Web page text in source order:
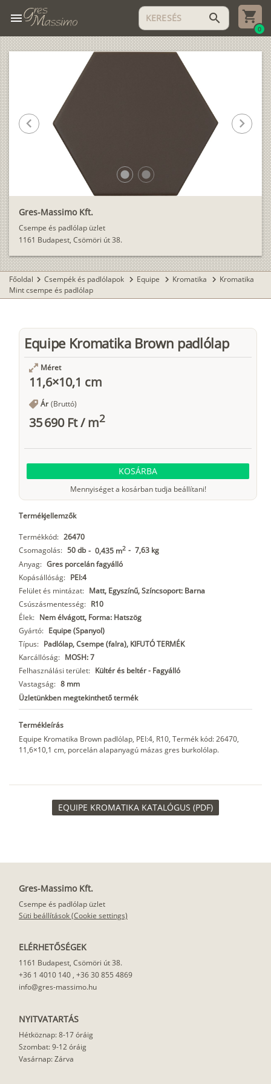
menu search
0
Gres-Massimo Kft.
Csempe és padlólap üzlet
1161 Budapest, Csömöri út 38.
lens lens
chevron_left chevron_right
Főoldal chevron_right Csempék és padlólapok chevron_right Equipe chevron_right Kromatika chevron_right Kromatika
Mint csempe és padlólap
Equipe Kromatika Brown padlólap
Méret
11,6×10,1 cm
Ár (Bruttó)
35 690 Ft/m2
KOSÁRBA
Mennyiséget a kosárban tudja beállítani!
Termékjellemzők
Termékkód: 26470
Csomagolás: 50 db - 0,435 m2 - 7,63 kg
Anyag: Gres porcelán fagyálló
Kopásállóság: PEI:4
Felület és mintázat: Matt, Egyszínű, Színcsoport: Barna
Csúszásmentesség: R10
Élek: Nem élvágott, Forma: Hatszög
Gyártó: Equipe (Spanyol)
Típus: Padlólap, Csempe (falra), KIFUTÓ TERMÉK
Karcállóság: MOSH: 7
Felhasználási terület: Kültér és beltér - Fagyálló
Vastagság: 8 mm
Üzletünkben megtekinthető termék
Termékleírás
Equipe Kromatika Brown padlólap, PEI:4, R10, Termék kód: 26470,
11,6×10,1 cm, porcelán alapanyagú mázas gres burkolólap.
EQUIPE KROMATIKA KATALÓGUS (PDF)
Gres-Massimo Kft.
Csempe és padlólap üzlet
Süti beállítások (Cookie settings)
ELÉRHETŐSÉGEK
1161 Budapest, Csömöri út 38.
+36 1 4010 140 , +36 30 855 4869
info@gres-massimo.hu
NYITVATARTÁS
Hétköznap: 8-17 óráig
Szombat: 9-12 óráig
Vasárnap: Zárva